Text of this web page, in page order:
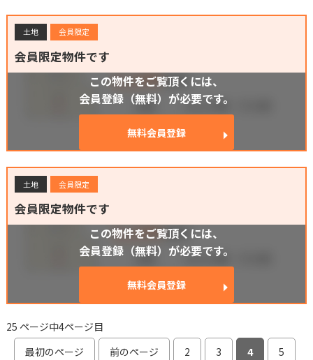
土地 会員限定
会員限定物件です
この物件をご覧頂くには、
会員登録（無料）が必要です。
無料会員登録
土地 会員限定
会員限定物件です
この物件をご覧頂くには、
会員登録（無料）が必要です。
無料会員登録
25 ページ中4ページ目
最初のページ
前のページ 2 3 4 5